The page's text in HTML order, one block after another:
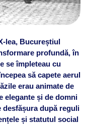
lea, Bucureștiul
profundă, în
se împleteau cu
să capete aerul
erau animate de
elegante și de domni
desfășura după reguli
și statutul social